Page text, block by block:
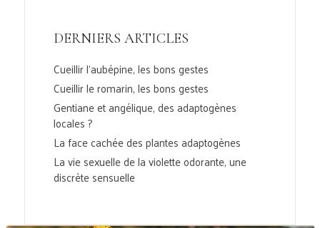
DERNIERS ARTICLES
Cueillir l’aubépine, les bons gestes
Cueillir le romarin, les bons gestes
Gentiane et angélique, des adaptogènes
locales ?
La face cachée des plantes adaptogènes
La vie sexuelle de la violette odorante, une
discrète sensuelle